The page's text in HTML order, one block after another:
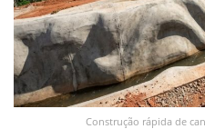
Construção rápida de